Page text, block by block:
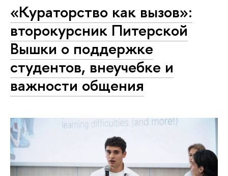
«Кураторство как вызов»:
второкурсник Питерской
Вышки о поддержке
студентов, внеучебке и
важности общения